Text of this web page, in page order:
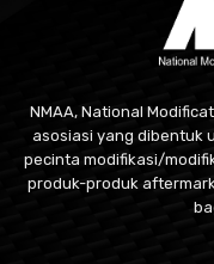
NMAA, National
asosiasi yang dibentuk
pecinta modifikasi/
produk-produk